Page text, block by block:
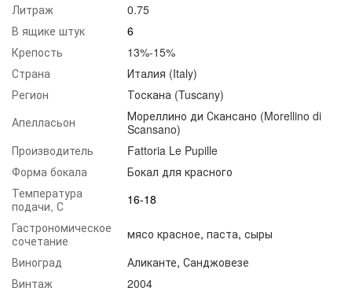
Литраж
0.75
В ящике штук
6
Крепость
13%-15%
Страна
Италия (Italy)
Регион
Тоскана (Tuscany)
Апелласьон
Мореллино ди Скансано (Morellino di
Scansano)
Производитель
Fattoria Le Pupille
Форма бокала
Бокал для красного
Температура
подачи, С
16-18
Гастрономическое
сочетание
мясо красное, паста, сыры
Виноград
Аликанте, Санджовезе
Винтаж
2004